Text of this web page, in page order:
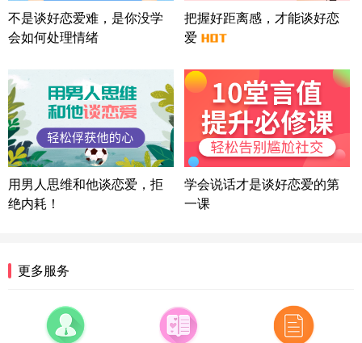
微信用户 Liberty 通过此页面咨询，已获得专属情感
方案
广东-广州 188****5632
湖北-武汉 135****7410
41分钟前
微信用户 困困魚? 通过此页面咨询，已获得专属情感
方案
陕西-西安 139****6283
3分钟前
情感方案
浙江-宁波 150****8921
福建-厦门 159****4462
53分钟前
微信用户 凌乱小羊 通过此页面咨询，已获得专属情
不是谈好恋爱难，是你没学
会如何处理情绪
把握好距离感，才能谈好恋
爱
用男人思维和他谈恋爱，拒
绝内耗！
学会说话才是谈好恋爱的第
一课
更多服务